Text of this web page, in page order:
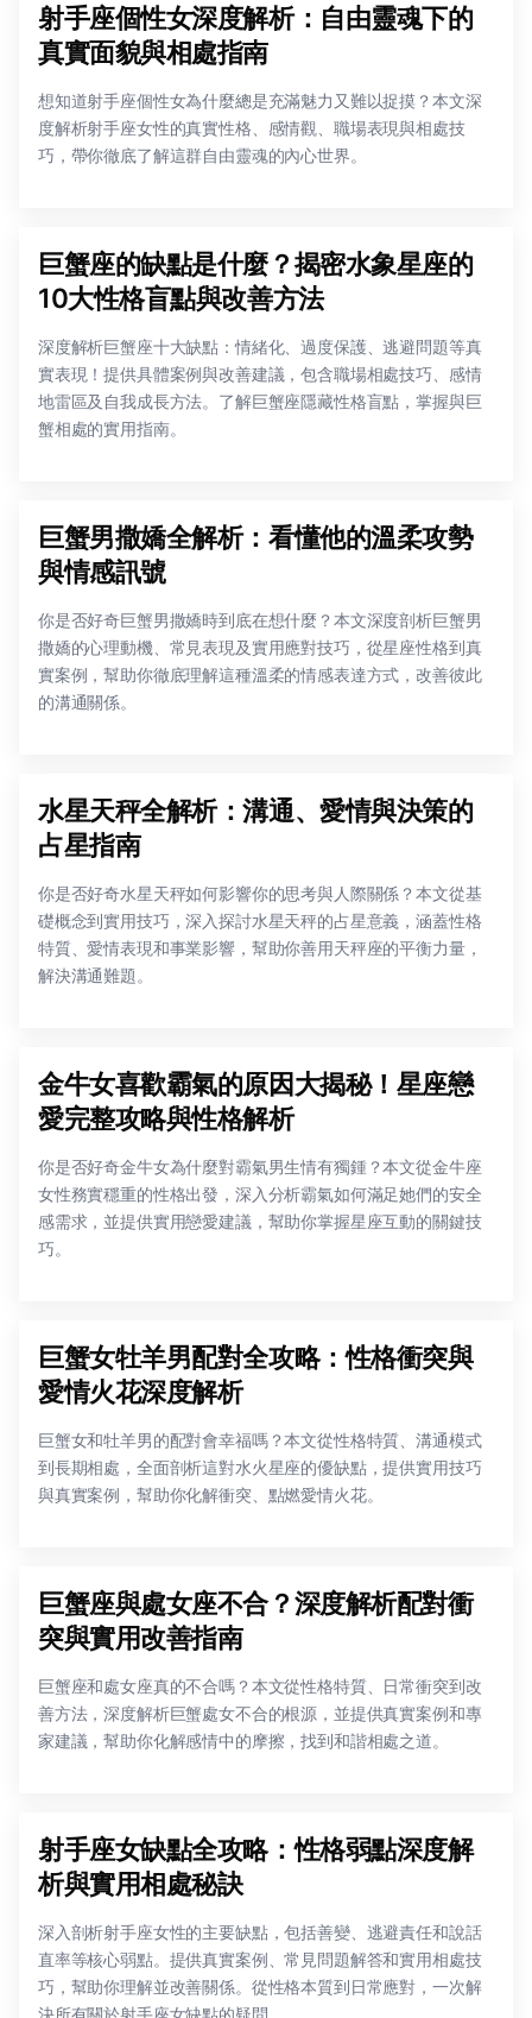
射手座個性女深度解析：自由靈魂下的
真實面貌與相處指南
想知道射手座個性女為什麼總是充滿魅力又難以捉摸？本文深
度解析射手座女性的真實性格、感情觀、職場表現與相處技
巧，帶你徹底了解這群自由靈魂的內心世界。
巨蟹座的缺點是什麼？揭密水象星座的
10大性格盲點與改善方法
深度解析巨蟹座十大缺點：情緒化、過度保護、逃避問題等真
實表現！提供具體案例與改善建議，包含職場相處技巧、感情
地雷區及自我成長方法。了解巨蟹座隱藏性格盲點，掌握與巨
蟹相處的實用指南。
巨蟹男撒嬌全解析：看懂他的溫柔攻勢
與情感訊號
你是否好奇巨蟹男撒嬌時到底在想什麼？本文深度剖析巨蟹男
撒嬌的心理動機、常見表現及實用應對技巧，從星座性格到真
實案例，幫助你徹底理解這種溫柔的情感表達方式，改善彼此
的溝通關係。
水星天秤全解析：溝通、愛情與決策的
占星指南
你是否好奇水星天秤如何影響你的思考與人際關係？本文從基
礎概念到實用技巧，深入探討水星天秤的占星意義，涵蓋性格
特質、愛情表現和事業影響，幫助你善用天秤座的平衡力量，
解決溝通難題。
金牛女喜歡霸氣的原因大揭秘！星座戀
愛完整攻略與性格解析
你是否好奇金牛女為什麼對霸氣男生情有獨鍾？本文從金牛座
女性務實穩重的性格出發，深入分析霸氣如何滿足她們的安全
感需求，並提供實用戀愛建議，幫助你掌握星座互動的關鍵技
巧。
巨蟹女牡羊男配對全攻略：性格衝突與
愛情火花深度解析
巨蟹女和牡羊男的配對會幸福嗎？本文從性格特質、溝通模式
到長期相處，全面剖析這對水火星座的優缺點，提供實用技巧
與真實案例，幫助你化解衝突、點燃愛情火花。
巨蟹座與處女座不合？深度解析配對衝
突與實用改善指南
巨蟹座和處女座真的不合嗎？本文從性格特質、日常衝突到改
善方法，深度解析巨蟹處女不合的根源，並提供真實案例和專
家建議，幫助你化解感情中的摩擦，找到和諧相處之道。
射手座女缺點全攻略：性格弱點深度解
析與實用相處秘訣
深入剖析射手座女性的主要缺點，包括善變、逃避責任和說話
直率等核心弱點。提供真實案例、常見問題解答和實用相處技
巧，幫助你理解並改善關係。從性格本質到日常應對，一次解